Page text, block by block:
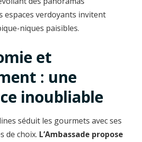
espaces verdoyants invitent
niques paisibles.
et
: une
inoubliable
séduit les gourmets avec ses
de choix. L’Ambassade propose